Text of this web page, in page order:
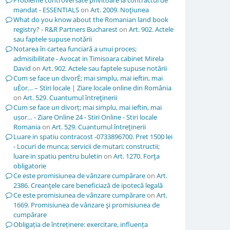
mandat - ESSENTIALSon Art. 2009. Noţiunea
What do you know about the Romanian land book
registry? - R&R Partners Buchareston Art. 902. Actele
sau faptele supuse notării
Notarea în cartea funciară a unui proces;
admisibilitate - Avocat in Timisoara cabinet Mirela
David on Art. 902. Actele sau faptele supuse notării
Cum se face un divorÈ; mai simplu, mai ieftin, mai
uÈor… – Stiri locale | Ziare locale online din România
on Art. 529. Cuantumul întreţinerii
Cum se face un divorț; mai simplu, mai ieftin, mai
ușor… - Ziare Online 24 - Stiri Online - Stiri locale
Romaniaon Art. 529. Cuantumul întreţinerii
Luare in spatiu contracost -0733896700. Pret 1500 lei
- Locuri de munca; servicii de mutari; constructii;
luare in spatiu pentru buletin on Art. 1270. Forţa
obligatorie
Ce este promisiunea de vânzare cumpărareon Art.
2386. Creanţele care beneficiază de ipotecă legală
Ce este promisiunea de vânzare cumpărareon Art.
1669. Promisiunea de vânzare şi promisiunea de
cumpărare
Obligația de întreținere: exercitare, influența